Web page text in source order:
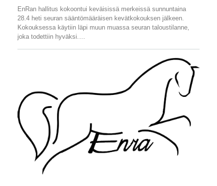
EnRan hallitus kokoontui keväisissä merkeissä sunnuntaina
28.4 heti seuran sääntömääräisen kevätkokouksen jälkeen.
Kokouksessa käytiin läpi muun muassa seuran taloustilanne,
joka todettiin hyväksi.…